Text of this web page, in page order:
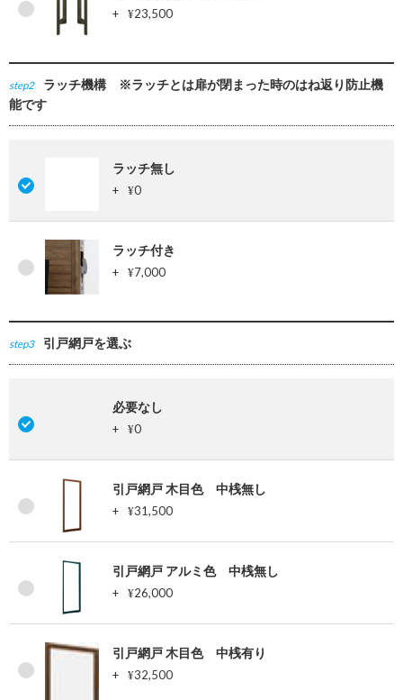
+ ¥23,500
step2
ラッチ機構 ※ラッチとは扉が閉まった時のはね返り防止機
能です
ラッチ無し
+ ¥0
ラッチ付き
+ ¥7,000
step3 引戸網戸を選ぶ
必要なし
+ ¥0
引戸網戸 木目色 中桟無し
+ ¥31,500
引戸網戸 アルミ色 中桟無し
+ ¥26,000
引戸網戸 木目色 中桟有り
+ ¥32,500